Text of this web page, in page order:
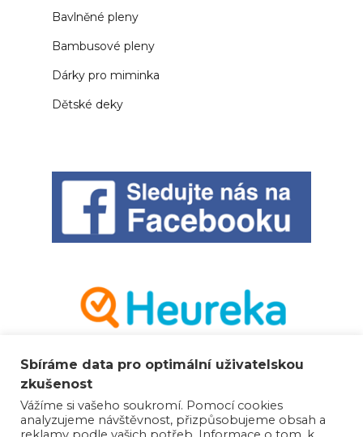
Bavlněné pleny
Bambusové pleny
Dárky pro miminka
Dětské deky
Sbíráme data pro optimální uživatelskou
zkušenost
Vážíme si vašeho soukromí. Pomocí cookies
analyzujeme návštěvnost, přizpůsobujeme obsah a